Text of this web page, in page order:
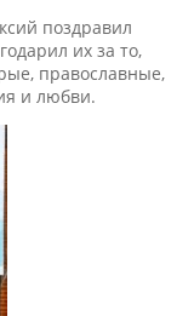
поздравил
их за то,
православные,
и любви.